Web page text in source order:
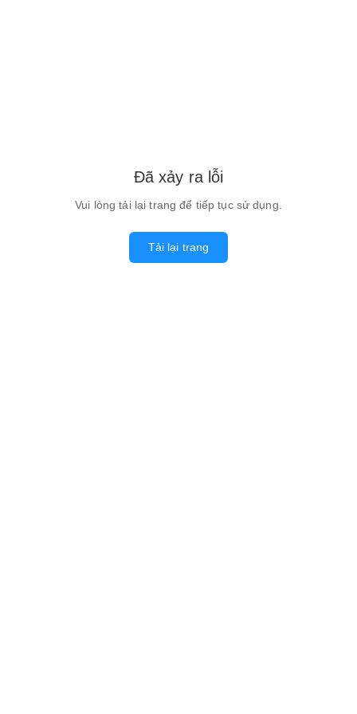
Đã xảy ra lỗi
Vui lòng tải lại trang để tiếp tục sử dụng.
Tải lại trang